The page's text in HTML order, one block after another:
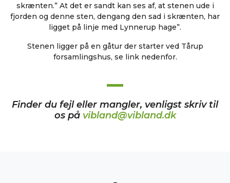
skrænten.” At det er sandt kan ses af, at stenen ude i
fjorden og denne sten, dengang den sad i skrænten, har
ligget på linje med Lynnerup hage”.
Stenen ligger på en gåtur der starter ved Tårup
forsamlingshus, se link nedenfor.
Finder du fejl eller mangler, venligst skriv til
os på vibland@vibland.dk